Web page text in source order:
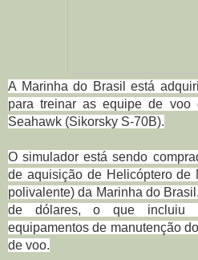
A Marinha do Brasil está
para treinar as equipe de voo
Seahawk (Sikorsky S-70B).
O simulador está sendo
de aquisição de Helicóptero de
polivalente) da Marinha do
de dólares, o que incluiu
equipamentos de manutenção
de voo.